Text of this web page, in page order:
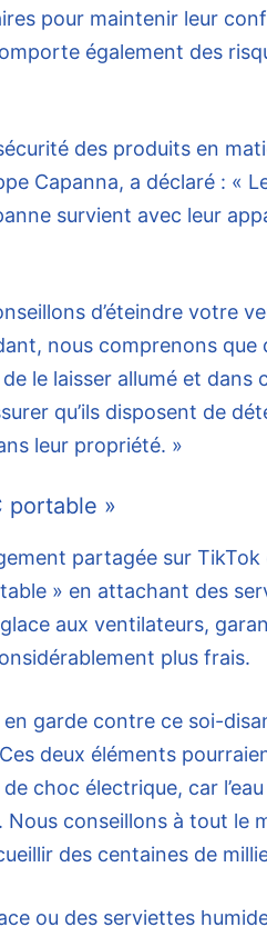
pour maintenir leur
également des
des produits en
Capanna, a déclaré : «
survient avec leur
d’éteindre votre
nous comprenons que
le laisser allumé et dans
qu’ils disposent de
leur propriété. »
portable »
partagée sur
» en attachant des
aux ventilateurs,
plus frais.
en garde contre ce soi-
deux éléments
choc électrique, car
Nous conseillons à tout le
des centaines de
ou des serviettes